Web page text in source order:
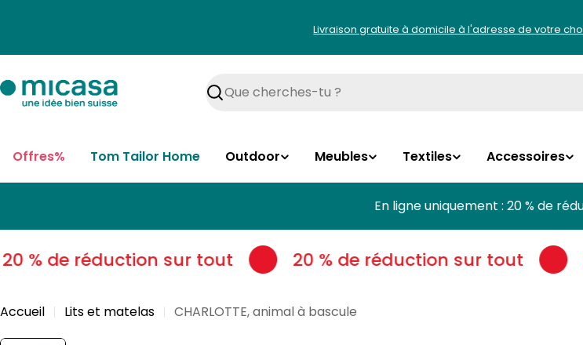
Livraison gratuite à domicile à l'adresse de votre
Rechercher
Offres% Tom Tailor Home Outdoor Meubles Textiles Accessoires
En ligne uniquement : 20 % de
% de réduction sur tout 20 % de réduction sur tout
Accueil Lits et matelas CHARLOTTE, animal à bascule